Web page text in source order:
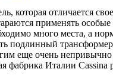
которая отличается
применять
много места, а
подлинный
еще очень
фабрика Италии